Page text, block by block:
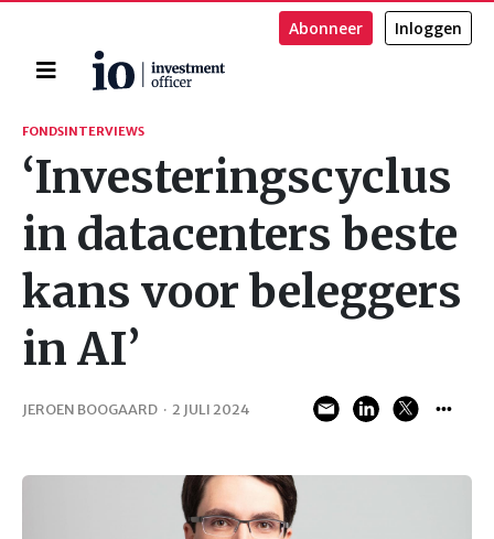
Home
Abonneer Inloggen
Zoeken
FONDSINTERVIEWS
‘Investeringscyclus
in datacenters beste
kans voor beleggers
in AI’
JEROEN BOOGAARD · 2 JULI 2024